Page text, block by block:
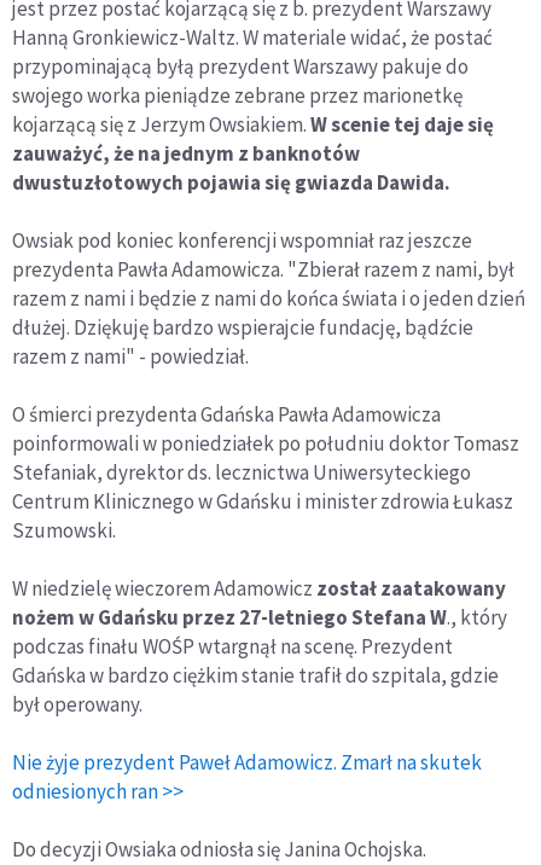
jest przez postać kojarzącą się z b. prezydent Warszawy
Hanną Gronkiewicz-Waltz. W materiale widać, że postać
przypominającą byłą prezydent Warszawy pakuje do
swojego worka pieniądze zebrane przez marionetkę
kojarzącą się z Jerzym Owsiakiem.W scenie tej daje się
zauważyć, że na jednym z banknotów
dwustuzłotowych pojawia się gwiazda Dawida.
Owsiak pod koniec konferencji wspomniał raz jeszcze
prezydenta Pawła Adamowicza. "Zbierał razem z nami, był
razem z nami i będzie z nami do końca świata i o jeden dzień
dłużej. Dziękuję bardzo wspierajcie fundację, bądźcie
razem z nami" - powiedział.
O śmierci prezydenta Gdańska Pawła Adamowicza
poinformowali w poniedziałek po południu doktor Tomasz
Stefaniak, dyrektor ds. lecznictwa Uniwersyteckiego
Centrum Klinicznego w Gdańsku i minister zdrowia Łukasz
Szumowski.
W niedzielę wieczorem Adamowicz został zaatakowany
nożem w Gdańsku przez 27-letniego Stefana W., który
podczas finału WOŚP wtargnął na scenę. Prezydent
Gdańska w bardzo ciężkim stanie trafił do szpitala, gdzie
był operowany.
Nie żyje prezydent Paweł Adamowicz. Zmarł na skutek
odniesionych ran >>
Do decyzji Owsiaka odniosła się Janina Ochojska.